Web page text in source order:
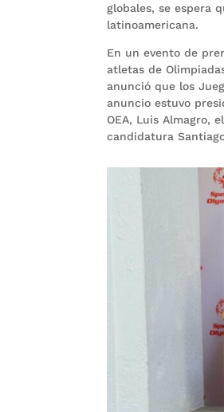
globales, se espera
latinoamericana.
En un evento de
atletas de
anunció que los
anuncio estuvo
OEA, Luis Almagro,
candidatura